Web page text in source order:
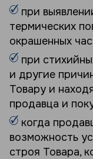
при
термических
окрашенных
при
и другие
Товару и
продавца и
когда
возможность
строя Товара,